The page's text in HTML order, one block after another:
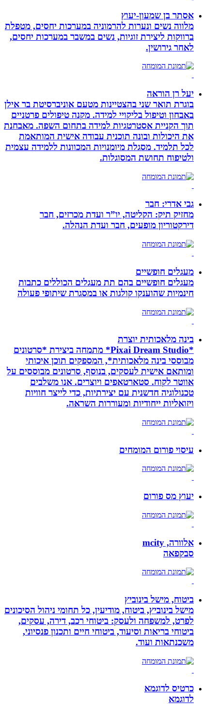
אסתר בן שמעון-יעוץ
מלווה נשים ונערות להרמוניה במערכות יחסים, מטפלת
ברווקות ליצירת זוגיות, נשים במשבר במערכות יחסים,
לאחר גירושין.
יעל רן הוראה
בוגרת תואר שני בהצטיינות מטעם אוניברסיטת בר אילן
באבחון וטיפול בליקויי למידה. מקנה טיפולים פרטניים
תוך הקניית אסטרטגיות למידה בתחום השפה. מאבחנת
את היכולות ובונה תוכנית עבודה אישית המותאמת
לכל תלמיד. מסגלת מיומנויות המכוונות ללמידה עצמית
ולטיפוח תחושת המסוגלות.
גבי אדרי: חבר
מחזיק תיק: הקליטה, יו”ר ועדת מכרזים, חבר
דירקטוריון מופעים, חבר ועדת הנהלה.
מעגלים חופשיים
מעגלים חופשיים בהם תת מעגלים הכוללים כתבות
חינמיות שהוענקו קולגות או במסגרת שיתופי פעולה
בינה מלאכותית יוצרת
*Pixai Dream Studio* מתמחה ביצירת *סרטונים
מבוססי בינה מלאכותית*, המספקים תוכן איכותי
ומותאם אישית לעסקים, בנוסף, סרטונים מבוססים על
אווטר לקוח. סטארטאפים ויוצרים. אנו משלבים
טכנולוגיה חדשנית עם יצירתיות, כדי לייצר חוויות
ויזואליות ייחודיות ומעוררות השראה.
עיסוי פורום המומחים
יעוץ מס פורום
אלוורה, mcity
סבקפאה
ביטוח, מישל בינוביץ
מישל בינוביץ, ביטוח, מודיעין, כל תחומי ניהול הסיכונים
לפרט, למשפחה ולעסק: ביטוחי רכב, דירה, עסקים,
ביטוחי בריאות וסיעוד, ביטוחי חיים ותכנון פנסיוני,
משכנתאות ועוד.
כרטיס לדוגמא
לדוגמא